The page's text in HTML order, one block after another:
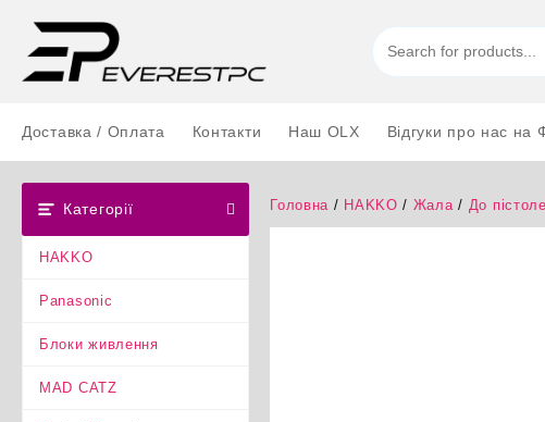
вмісту
Доставка / Оплата Контакти Наш OLX Відгуки про нас на
Категорії
HAKKO
Panasonic
Блоки живлення
MAD CATZ
Головна / HAKKO / Жала/ До